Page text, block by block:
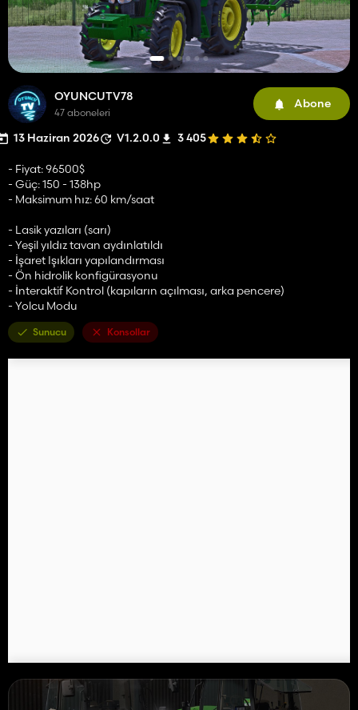
OYUNCUTV78
47 aboneleri
Abone
13 Haziran 2026 V1.2.0.0 3 405
- Fiyat: 96500$
- Güç: 150 - 138hp
- Maksimum hız: 60 km/saat
- Lasik yazıları (sarı)
- Yeşil yıldız tavan aydınlatıldı
- İşaret Işıkları yapılandırması
- Ön hidrolik konfigürasyonu
- İnteraktif Kontrol (kapıların açılması, arka pencere)
- Yolcu Modu
Sunucu Konsollar